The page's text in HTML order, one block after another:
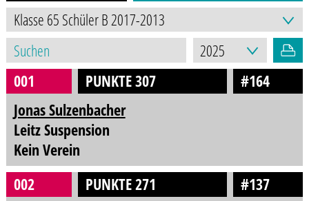
001 PUNKTE 307
#164
Jonas Sulzenbacher
Leitz Suspension
Kein Verein
002
PUNKTE 271
#137